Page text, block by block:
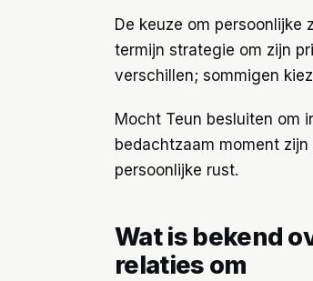
De keuze om persoonlijke
termijn strategie om zijn
verschillen; sommigen
Mocht Teun besluiten om
bedachtzaam moment
persoonlijke rust.
Wat is bekend
relaties om